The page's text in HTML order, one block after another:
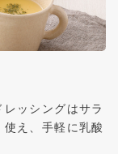
ッシングはサラ
え、手軽に乳酸